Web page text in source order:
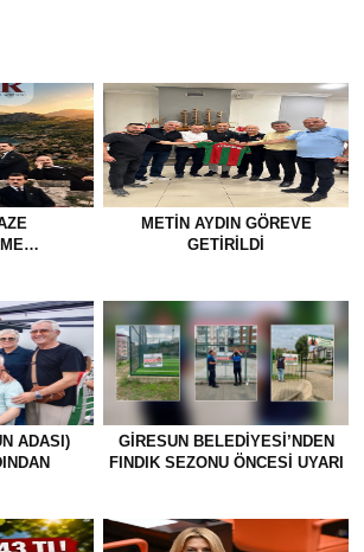
METİN AYDIN GÖREVE
GETİRİLDİ
ADASI)
GİRESUN BELEDİYESİ’NDEN
FINDIK SEZONU ÖNCESİ UYARI